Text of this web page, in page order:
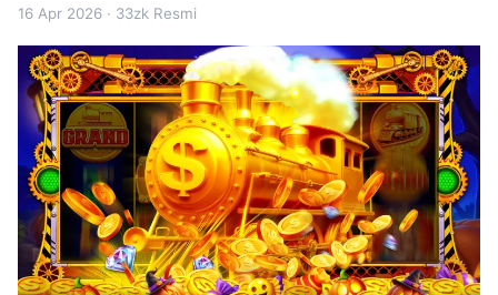
16 Apr 2026 · 33zk Resmi